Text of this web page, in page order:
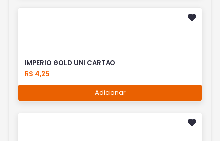
IMPERIO GOLD UNI CARTAO
R$ 4,25
Adicionar